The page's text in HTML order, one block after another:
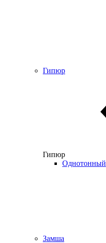
Гипюр
Гипюр
Однотонный
Замша